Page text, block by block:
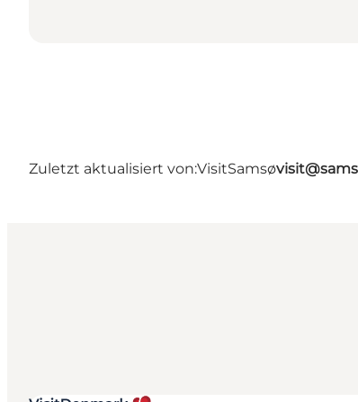
Zuletzt aktualisiert von:VisitSamsø